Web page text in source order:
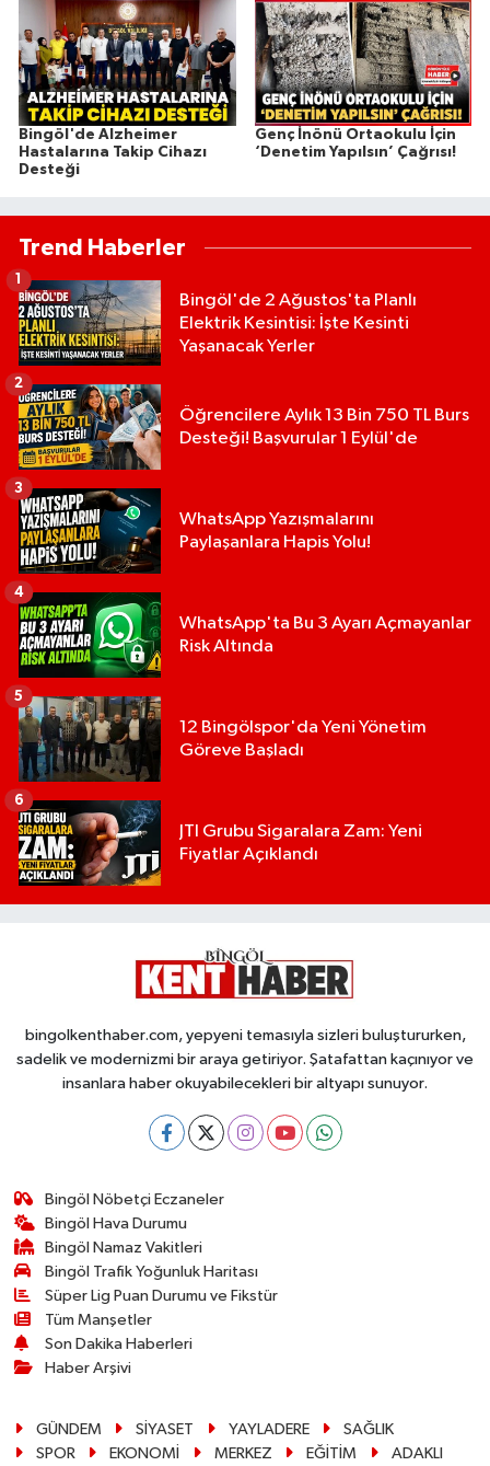
Bingöl'de Alzheimer
Hastalarına Takip Cihazı
Desteği
Genç İnönü Ortaokulu İçin
‘Denetim Yapılsın’ Çağrısı!
Trend Haberler
Bingöl'de 2 Ağustos'ta Planlı
Elektrik Kesintisi: İşte Kesinti
Yaşanacak Yerler
Öğrencilere Aylık 13 Bin 750 TL Burs
Desteği! Başvurular 1 Eylül'de
2
WhatsApp Yazışmalarını
Paylaşanlara Hapis Yolu!
3
WhatsApp'ta Bu 3 Ayarı Açmayanlar
Risk Altında
4
12 Bingölspor'da Yeni Yönetim
Göreve Başladı
5
JTI Grubu Sigaralara Zam: Yeni
Fiyatlar Açıklandı
6
bingolkenthaber.com, yepyeni temasıyla sizleri buluştururken,
sadelik ve modernizmi bir araya getiriyor. Şatafattan kaçınıyor ve
insanlara haber okuyabilecekleri bir altyapı sunuyor.
Bingöl Nöbetçi Eczaneler
Bingöl Hava Durumu
Bingöl Namaz Vakitleri
Bingöl Trafik Yoğunluk Haritası
Süper Lig Puan Durumu ve Fikstür
Tüm Manşetler
Son Dakika Haberleri
Haber Arşivi
GÜNDEM SİYASET YAYLADERE
SAĞLIK
SPOR
EKONOMİ MERKEZ EĞİTİM ADAKLI